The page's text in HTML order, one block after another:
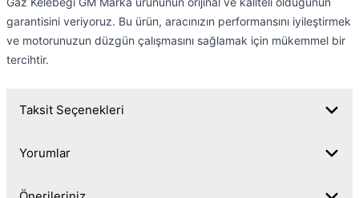
garantisini veriyoruz. Bu ürün, aracınızın performansını iyileştirmek
ve motorunuzun düzgün çalışmasını sağlamak için mükemmel bir
tercihtir.
Taksit Seçenekleri
Yorumlar